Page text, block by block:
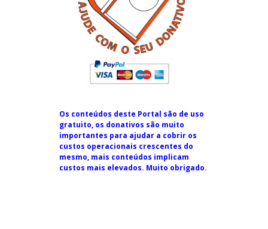
Os conteúdos deste Portal são de uso
gratuito, os donativos são muito
importantes para ajudar a cobrir os
custos operacionais crescentes do
mesmo, mais conteúdos implicam
custos mais elevados. Muito obrigado.